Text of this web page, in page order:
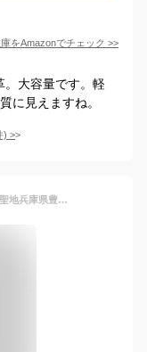
をAmazonでチェック >>
。大容量です。軽
に見えますね。
) >
ボストンバッグ レディース 送料無料鞄の聖地兵庫県豊岡市製 日本製 トラベルボストンバッグ